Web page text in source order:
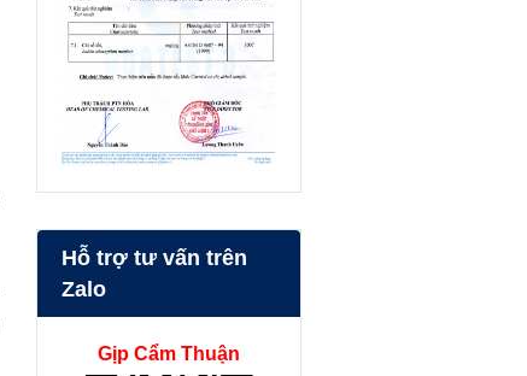
Hỗ trợ tư vấn trên
Zalo
Gịp Cẩm Thuận